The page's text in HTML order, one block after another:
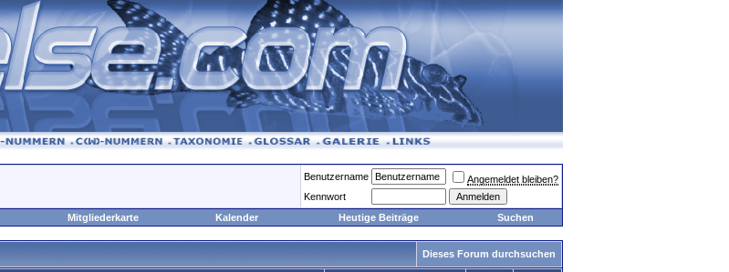
Benutzername
Angemeldet bleiben?
Kennwort
Mitgliederkarte Kalender Heutige Beiträge Suchen
Dieses Forum durchsuchen